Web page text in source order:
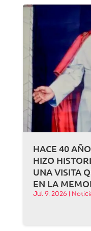
HACE 40
HIZO
UNA VISITA
EN LA
Jul 9, 2026